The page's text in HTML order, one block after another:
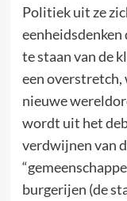
Politiek uit ze
te staan van de
een overstretch,
nieuwe
wordt uit het
verdwijnen van
burgerijen (de